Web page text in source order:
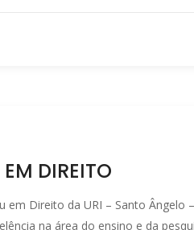
DIREITO
em Direito da URI – Santo
na área do ensino e da